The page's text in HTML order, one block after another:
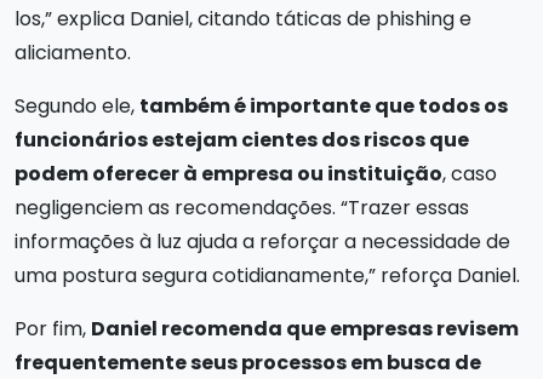
los,” explica Daniel, citando táticas de phishing e
aliciamento.
Segundo ele, também é importante que todos os
funcionários estejam cientes dos riscos que
podem oferecer à empresa ou instituição, caso
negligenciem as recomendações. “Trazer essas
informações à luz ajuda a reforçar a necessidade de
uma postura segura cotidianamente,” reforça Daniel.
Por fim, Daniel recomenda que empresas revisem
frequentemente seus processos em busca de